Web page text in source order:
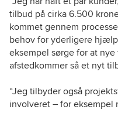
tilbud på cirka 6.500
kommet gennem
behov for yderligere
eksempel sørge for at
afstedkommer så et nyt
“Jeg tilbyder også
involveret – for